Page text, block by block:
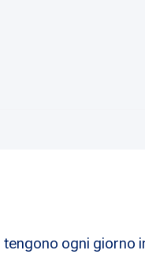
tengono ogni giorno